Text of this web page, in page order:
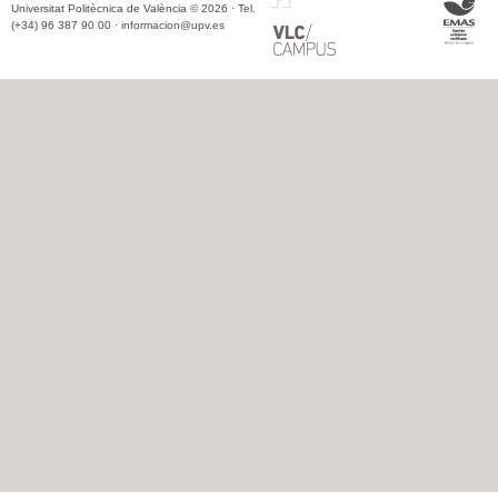
Universitat Politècnica de València © 2026 · Tel.
(+34) 96 387 90 00 · informacion@upv.es